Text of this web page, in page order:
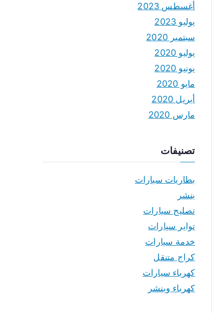
أغسطس 2023
يوليو 2023
سبتمبر 2020
يوليو 2020
يونيو 2020
مايو 2020
أبريل 2020
مارس 2020
تصنيفات
بطاريات سيارات
بنشر
تصليح سيارات
تواير سيارات
خدمة سيارات
كراج متنقل
كهرباء سيارات
كهرباء وبنشر